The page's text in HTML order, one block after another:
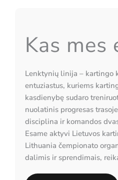
Kas mes
Lenktynių linija – kartingo
entuziastus, kuriems
kasdienybę sudaro
nuolatinis progresas
disciplina ir komandos
Esame aktyvi Lietuvos
Lithuania čempionato
dalimis ir sprendimais,